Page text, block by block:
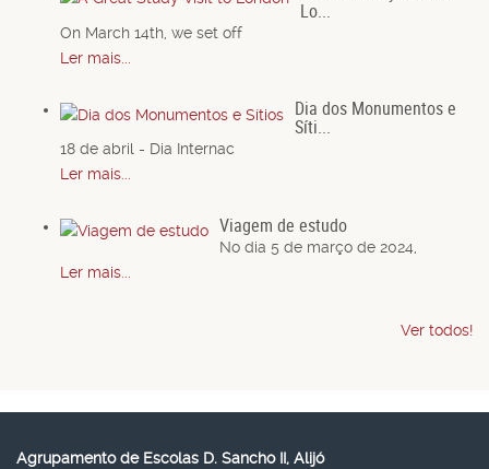
Lo...
On March 14th, we set off
Ler mais...
Dia dos Monumentos e
Síti...
18 de abril - Dia Internac
Ler mais...
Viagem de estudo
No dia 5 de março de 2024,
Ler mais...
Ver todos!
Agrupamento de Escolas D. Sancho II, Alijó